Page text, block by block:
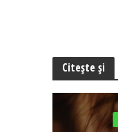
Citește și